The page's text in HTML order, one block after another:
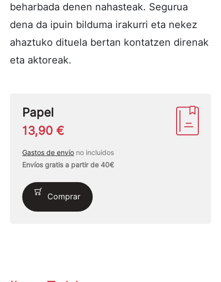
beharbada denen nahasteak. Segurua
dena da ipuin bilduma irakurri eta nekez
ahaztuko dituela bertan kontatzen direnak
eta aktoreak.
Papel
13,90 €
Gastos de envío no incluidos
Envíos gratis a partir de 40€
Comprar